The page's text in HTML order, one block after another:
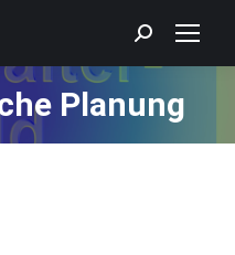
Search:
Planung
hier: